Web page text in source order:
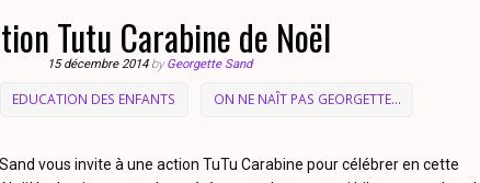
Tutu Carabine de Noël
15 décembre 2014byGeorgette Sand
EDUCATION DES ENFANTS ON NE NAÎT PAS GEORGETTE...
vous invite à une action TuTu Carabine pour célébrer en cette